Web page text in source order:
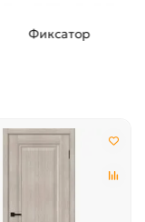
Фиксатор